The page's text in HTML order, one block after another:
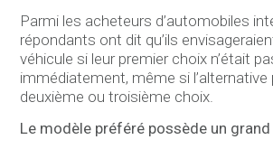
Parmi les acheteurs d’automobiles
répondants ont dit qu’ils
véhicule si leur premier choix n’était
immédiatement, même si
deuxième ou troisième choix.
Le modèle préféré possède un